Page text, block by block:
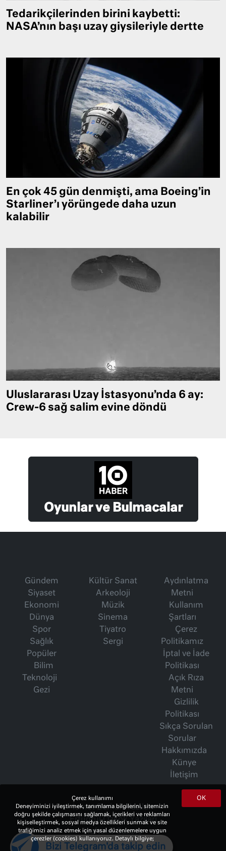
Tedarikçilerinden birini kaybetti:
NASA’nın başı uzay giysileriyle dertte
En çok 45 gün denmişti, ama Boeing’in
Starliner’ı yörüngede daha uzun
kalabilir
Uluslararası Uzay İstasyonu’nda 6 ay:
Crew-6 sağ salim evine döndü
Oyunlar ve Bulmacalar
Gündem
Siyaset
Ekonomi
Dünya
Spor
Sağlık
Popüler
Bilim
Teknoloji
Gezi
Kültür Sanat
Arkeoloji
Müzik
Sinema
Tiyatro
Sergi
Aydınlatma
Metni
Kullanım
Şartları
Çerez
Politikamız
İptal ve İade
Politikası
Açık Rıza
Metni
Gizlilik
Politikası
Sıkça Sorulan
Sorular
Hakkımızda
Künye
İletişim
İsmet Berkan Yazıları
Ertuğrul Özkök Yazıları
Haftalık Gazete
OK
Çerez kullanımı
Deneyiminizi iyileştirmek, tanımlama bilgilerini, sitemizin
doğru şekilde çalışmasını sağlamak, içerikleri ve reklamları
kişiselleştirmek, sosyal medya özellikleri sunmak ve site
trafiğimizi analiz etmek için yasal düzenlemelere uygun
çerezler (cookies) kullanıyoruz. Detaylı bilgiye;
Bizi Telegram'da takip edin